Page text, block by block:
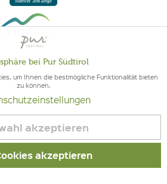
- SÜDTIROLER HERKUNFT & GEPRÜFTE
QUALITÄT
Aktiv
Inaktiv
Inaktiv
bei Pur Südtirol
um Ihnen die bestmögliche Funktionalität bieten
zu können.
akzeptieren
akzeptieren